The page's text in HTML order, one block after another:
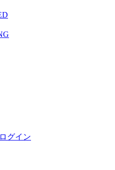
ログイン